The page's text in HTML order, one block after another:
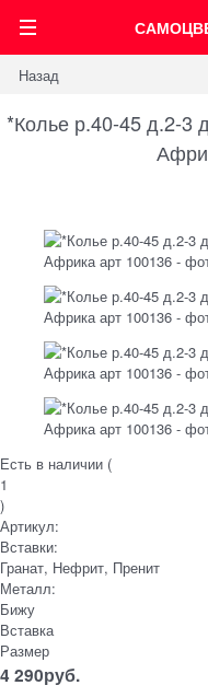
Назад
*Колье р.40-45 д.2-3
Есть в наличии (
1
)
Артикул:
Вставки:
Гранат, Нефрит, Пренит
Металл:
Бижу
Вставка
Размер
4 290руб.